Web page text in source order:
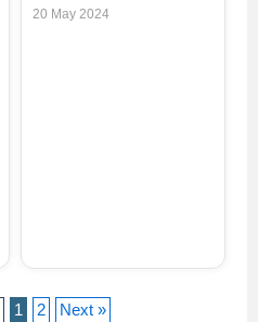
20 May 2024
1 2 Next »